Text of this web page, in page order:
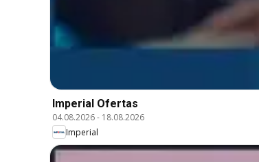
Imperial Ofertas
04.08.2026- 18.08.2026
Imperial